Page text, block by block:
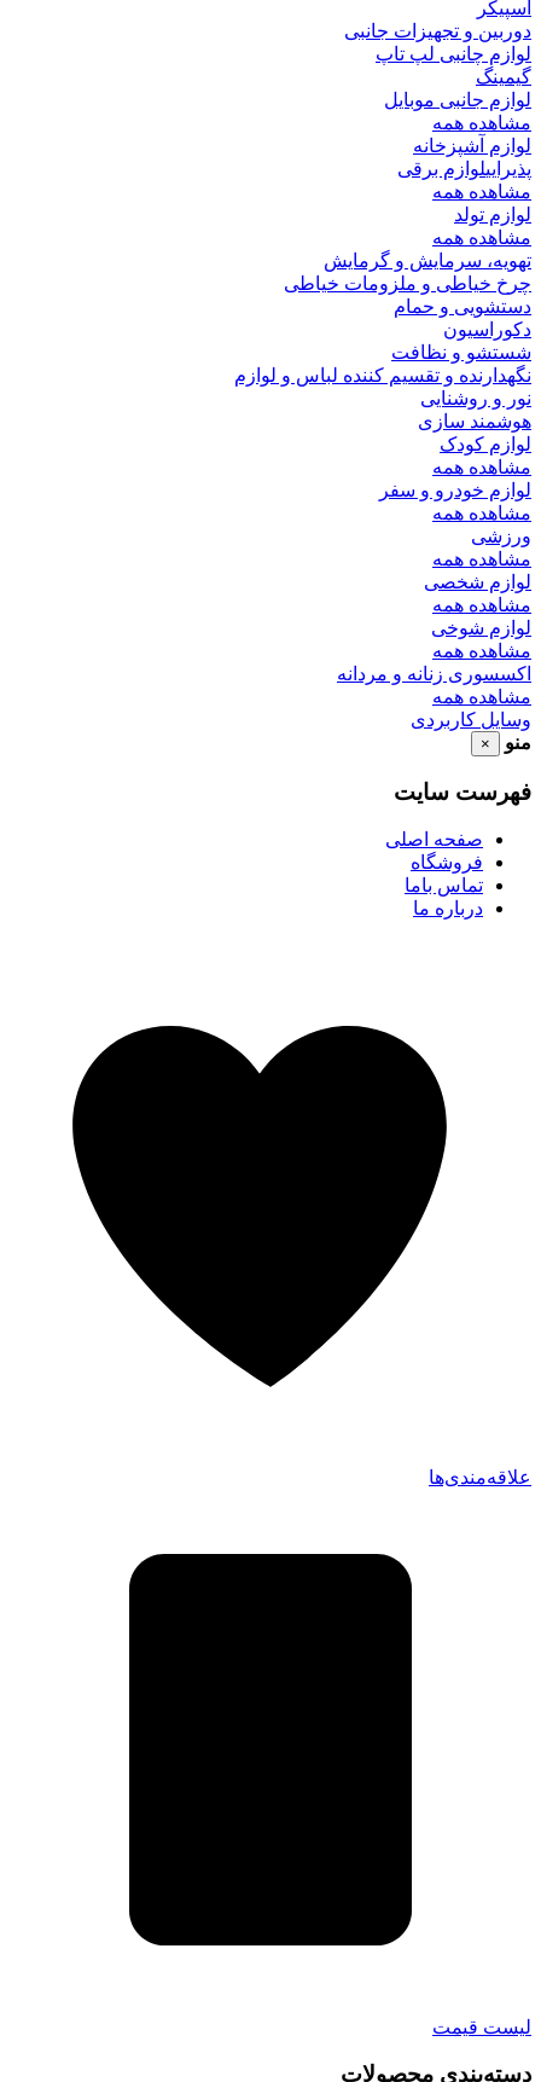
اسپیکر
دوربین و تجهیزات جانبی
لوازم چانبی لپ تاپ
گیمینگ
لوازم جانبی موبایل
مشاهده همه
لوازم آشپزخانه
پذیراییلوازم برقی
مشاهده همه
لوازم تولد
مشاهده همه
تهویه، سرمایش و گرمایش
چرخ خیاطی و ملزومات خیاطی
دستشویی و حمام
دکوراسیون
شستشو و نظافت
نگهدارنده و تقسیم کننده لباس و لوازم
نور و روشنایی
هوشمند سازی
لوازم کودک
مشاهده همه
لوازم خودرو و سفر
مشاهده همه
ورزشی
مشاهده همه
لوازم شخصی
مشاهده همه
لوازم شوخی
مشاهده همه
اکسسوری زنانه و مردانه
مشاهده همه
وسایل کاربردی
منو
×
فهرست سایت
صفحه اصلی
فروشگاه
تماس باما
درباره ما
علاقه‌مندی‌ها
لیست قیمت
دسته‌بندی محصولات